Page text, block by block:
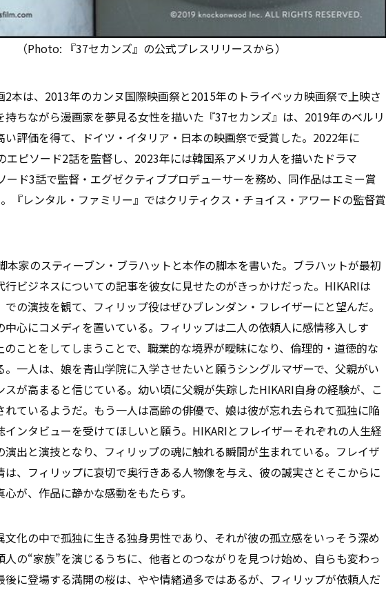
（Photo: 『37セカンズ』の公式プレスリリースから）
本は、2013年のカンヌ国際映画祭と2015年のトライベッカ映画祭で上映さ
持ちながら漫画家を夢見る女性を描いた『37セカンズ』は、2019年のベルリ
い評価を得て、ドイツ・イタリア・日本の映画祭で受賞した。2022年に
エピソード2話を監督し、2023年には韓国系アメリカ人を描いたドラマ
ード3話で監督・エグゼクティブプロデューサーを務め、同作品はエミー賞
『レンタル・ファミリー』ではクリティクス・チョイス・アワードの監督賞
本家のスティーブン・ブラハットと本作の脚本を書いた。ブラハットが最初
行ビジネスについての記事を彼女に見せたのがきっかけだった。HIKARIは
での演技を観て、フィリップ役はぜひブレンダン・フレイザーにと望んだ。
中心にコメディを置いている。フィリップは二人の依頼人に感情移入しす
のことをしてしまうことで、職業的な境界が曖昧になり、倫理的・道徳的な
。一人は、娘を青山学院に入学させたいと願うシングルマザーで、父親がい
スが高まると信じている。幼い頃に父親が失踪したHIKARI自身の経験が、こ
れているようだ。もう一人は高齢の俳優で、娘は彼が忘れ去られて孤独に陥
インタビューを受けてほしいと願う。HIKARIとフレイザーそれぞれの人生経
演出と演技となり、フィリップの魂に触れる瞬間が生まれている。フレイザ
は、フィリップに哀切で奥行きある人物像を与え、彼の誠実さとそこからに
が、作品に静かな感動をもたらす。
化の中で孤独に生きる独身男性であり、それが彼の孤立感をいっそう深め
人の“家族”を演じるうちに、他者とのつながりを見つけ始め、自らも変わっ
後に登場する満開の桜は、やや情緒過多ではあるが、フィリップが依頼人だ